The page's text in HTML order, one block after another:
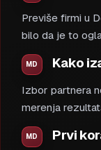
Previše firmi u
bilo da je to
Kako
Izbor partnera
merenja
Prvi